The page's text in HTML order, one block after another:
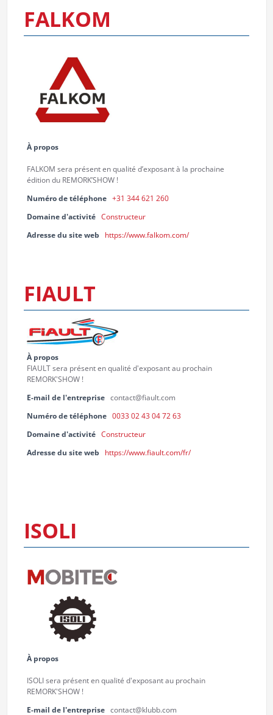
FALKOM
À propos
FALKOM sera présent en qualité d’exposant à la prochaine
édition du REMORK’SHOW !
Numéro de téléphone +31 344 621 260
Domaine d'activité Constructeur
Adresse du site web
https://www.falkom.com/
FIAULT
À propos
FIAULT sera présent en qualité d'exposant au prochain
REMORK'SHOW !
E-mail de l'entreprise contact@fiault.com
Numéro de téléphone 0033 02 43 04 72 63
Domaine d'activité Constructeur
Adresse du site web
https://www.fiault.com/fr/
ISOLI
À propos
ISOLI sera présent en qualité d'exposant au prochain
REMORK'SHOW !
E-mail de l'entreprise contact@klubb.com